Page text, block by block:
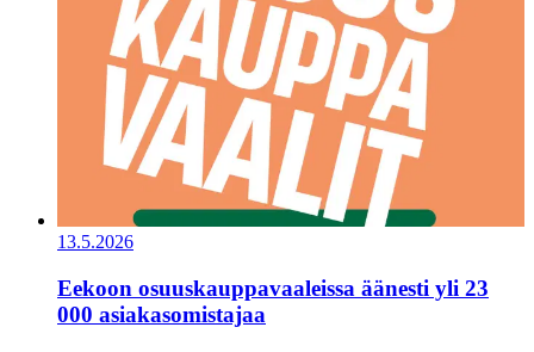
13.5.2026
Eekoon osuuskauppavaaleissa äänesti yli 23
000 asiakasomistajaa